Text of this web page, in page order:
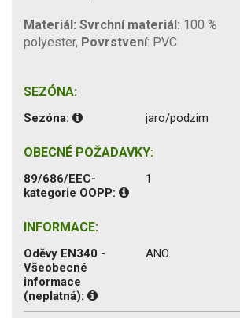
Materiál: Svrchní materiál: 100 %
polyester, Povrstvení: PVC
SEZÓNA:
Sezóna: jaro/podzim
OBECNÉ POŽADAVKY:
89/686/EEC-
kategorie OOPP:
1
INFORMACE:
Oděvy EN340 -
Všeobecné
informace
(neplatná):
ANO